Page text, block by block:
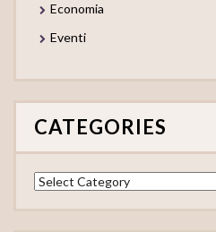
Economia
Eventi
CATEGORIES
Categories